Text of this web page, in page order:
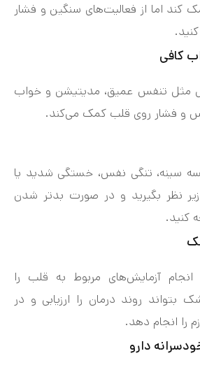
کند اما از فعالیت‌های سنگین و فشار
کافی
تنفس عمیق، مدیتیشن و خواب
و فشار روی قلب کمک می‌کند.
سینه، تنگی نفس، خستگی شدید یا
نظر بگیرید و در صورت بدتر شدن
کنید.
انجام آزمایش‌های مربوط به قلب را
بتواند روند درمان را ارزیابی و در
را انجام دهد.
دارو